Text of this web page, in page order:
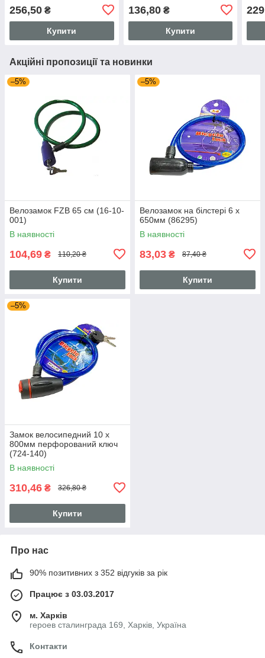
256,50 ₴
Купити
136,80₴
Купити
Акційні пропозиції та новинки
–5%
Велозамок FZB 65 см (16-10-
001)
В наявності
104,69 ₴ 110,20 ₴
Купити
–5%
Велозамок на білстері 6 x
650мм (86295)
В наявності
83,03 ₴ 87,40 ₴
Купити
–5%
Замок велосипедний 10 x
800мм перфорований ключ
(724-140)
В наявності
310,46 ₴ 326,80 ₴
Купити
Про нас
90% позитивних з 352 відгуків за рік
Працює з 03.03.2017
м. Харків
героев сталинграда 169, Харків, Україна
Контакти